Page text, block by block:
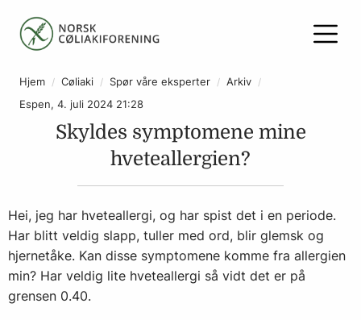
Hjem Cøliaki Spør våre eksperter
Arkiv
Espen, 4. juli 2024 21:28
Skyldes symptomene mine
hveteallergien?
Hei, jeg har hveteallergi, og har spist det i en periode.
Har blitt veldig slapp, tuller med ord, blir glemsk og
hjernetåke. Kan disse symptomene komme fra allergien
min? Har veldig lite hveteallergi så vidt det er på
grensen 0.40.